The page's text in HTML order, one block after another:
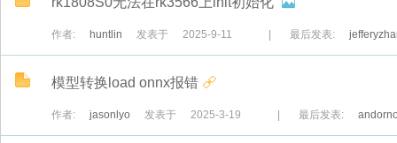
作者: huntlin 发表于 2025-9-11 最后发表:
模型转换load onnx报错
作者: jasonlyo 发表于 2025-3-19 最后发表: